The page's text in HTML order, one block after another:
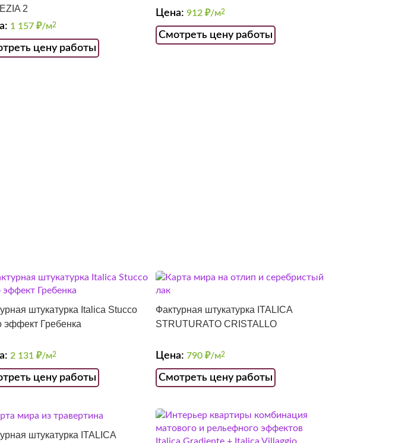
2
1 157 ₽/м2
цену работы
Цена:912₽/м2
Смотреть цену работы
штукатурка Italica Stucco
эффект Гребенка
2 131 ₽/м2
цену работы
Фактурная штукатурка ITALICA
STRUTURATO CRISTALLO
Цена:790₽/м2
Смотреть цену работы
штукатурка ITALICA